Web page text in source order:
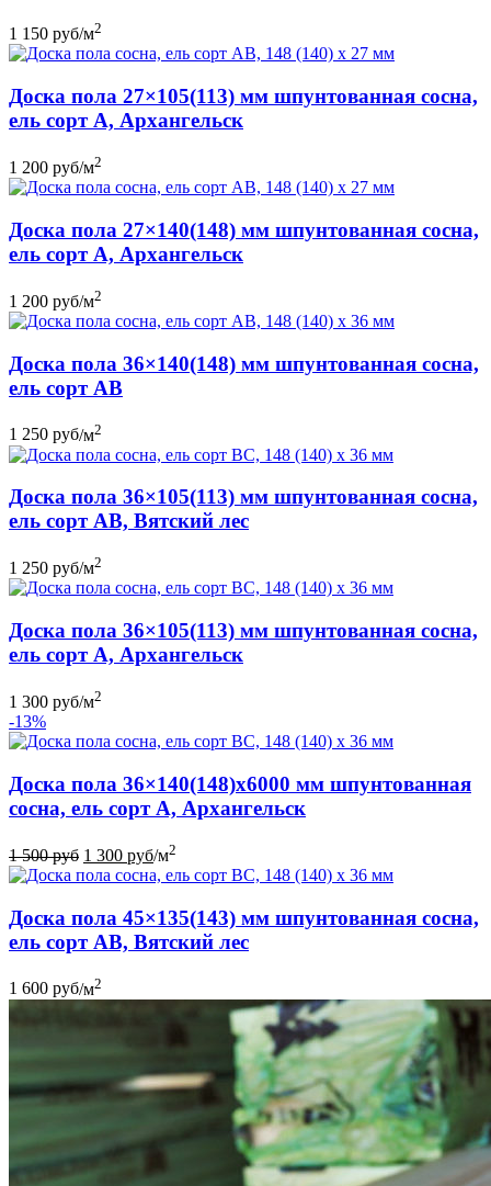
1 150 руб/м2
Доска пола 27×105(113) мм шпунтованная сосна,
ель сорт А, Архангельск
1 200 руб/м2
Доска пола 27×140(148) мм шпунтованная сосна,
ель сорт А, Архангельск
1 200 руб/м2
Доска пола 36×140(148) мм шпунтованная сосна,
ель сорт АВ
1 250 руб/м2
Доска пола 36×105(113) мм шпунтованная сосна,
ель сорт АB, Вятский лес
1 250 руб/м2
Доска пола 36×105(113) мм шпунтованная сосна,
ель сорт А, Архангельск
1 300 руб/м2
-13%
Доска пола 36×140(148)x6000 мм шпунтованная
сосна, ель сорт А, Архангельск
1 500руб 1 300 руб/м2
Доска пола 45×135(143) мм шпунтованная сосна,
ель сорт АВ, Вятский лес
1 600 руб/м2